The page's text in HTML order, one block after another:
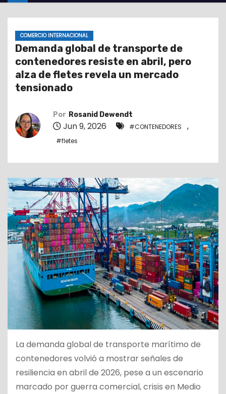
o
COMERCIO INTERNACIONAL
Demanda global de transporte de
contenedores resiste en abril, pero
alza de fletes revela un mercado
tensionado
Por Rosanid Dewendt
Jun 9, 2026 #CONTENEDORES ,
#fletes
La demanda global de transporte marítimo de
contenedores volvió a mostrar señales de
resiliencia en abril de 2026, pese a un escenario
marcado por guerra comercial, crisis en Medio